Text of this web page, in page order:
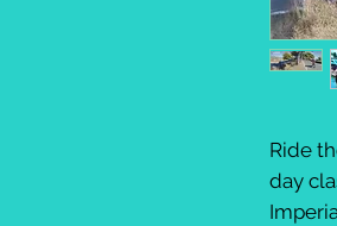
Ride
day